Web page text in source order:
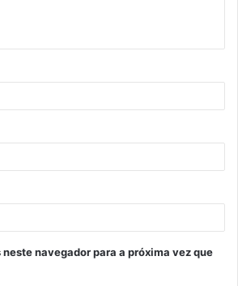
navegador para a próxima vez que